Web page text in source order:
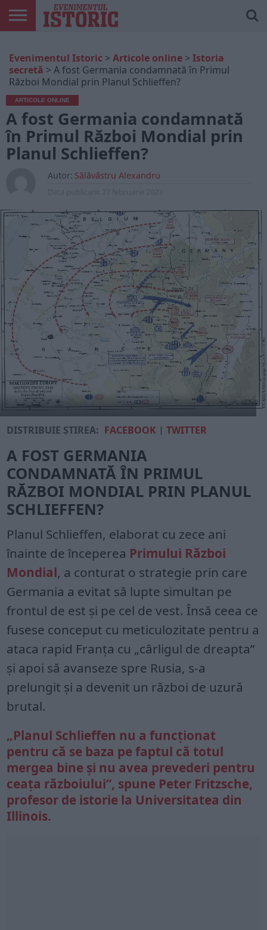
ONLINE
EDIȚII
TIPĂRITE
ISTORIC
PLAY
CONTUL
MEU
Evenimentul Istoric > Articole online > Istoria
secretă > A fost Germania condamnată în Primul
Război Mondial prin Planul Schlieffen?
ARTICOLE ONLINE
A fost Germania condamnată
în Primul Război Mondial prin
Planul Schlieffen?
Autor: Sălăvăstru Alexandru
DISTRIBUIE ȘTIREA: FACEBOOK |TWITTER
A FOST GERMANIA
CONDAMNATĂ ÎN PRIMUL
RĂZBOI MONDIAL PRIN PLANUL
SCHLIEFFEN?
Planul Schlieffen, elaborat cu zece ani
înainte de începerea Primului Război
Mondial, a conturat o strategie prin care
Germania a evitat să lupte simultan pe
frontul de est și pe cel de vest. Însă ceea ce
fusese conceput cu meticulozitate pentru a
ataca rapid Franța cu „cârligul de dreapta”
și apoi să avanseze spre Rusia, s-a
prelungit și a devenit un război de uzură
brutal.
„Planul Schlieffen nu a funcționat
pentru că se baza pe faptul că totul
mergea bine și nu avea prevederi pentru
ceața războiului”, spune Peter Fritzsche,
profesor de istorie la Universitatea din
Illinois.